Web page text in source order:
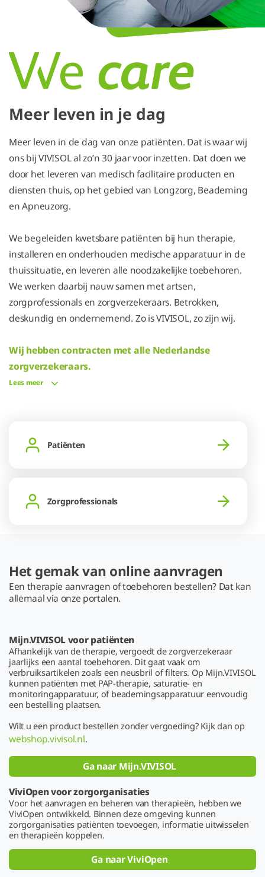
Meer leven in je dag
Meer leven in de dag van onze patiënten. Dat is waar wij
ons bij VIVISOL al zo’n 30 jaar voor inzetten. Dat doen we
door het leveren van medisch facilitaire producten en
diensten thuis, op het gebied van Longzorg, Beademing
en Apneuzorg.
We begeleiden kwetsbare patiënten bij hun therapie,
installeren en onderhouden medische apparatuur in de
thuissituatie, en leveren alle noodzakelijke toebehoren.
We werken daarbij nauw samen met artsen,
zorgprofessionals en zorgverzekeraars. Betrokken,
deskundig en ondernemend. Zo is VIVISOL, zo zijn wij.
Wij hebben contracten met alle Nederlandse
zorgverzekeraars.
Lees meer
Patiënten
Zorgprofessionals
Het gemak van online aanvragen
Een therapie aanvragen of toebehoren bestellen? Dat kan
allemaal via onze portalen.
Mijn.VIVISOL voor patiënten
Afhankelijk van de therapie, vergoedt de zorgverzekeraar
jaarlijks een aantal toebehoren. Dit gaat vaak om
verbruiksartikelen zoals een neusbril of filters. Op Mijn.VIVISOL
kunnen patiënten met PAP-therapie, saturatie- en
monitoringapparatuur, of beademingsapparatuur eenvoudig
een bestelling plaatsen.
Wilt u een product bestellen zonder vergoeding? Kijk dan op
webshop.vivisol.nl.
Ga naar Mijn.VIVISOL
ViviOpen voor zorgorganisaties
Voor het aanvragen en beheren van therapieën, hebben we
ViviOpen ontwikkeld. Binnen deze omgeving kunnen
zorgorganisaties patiënten toevoegen, informatie uitwisselen
en therapieën koppelen.
Ga naar ViviOpen